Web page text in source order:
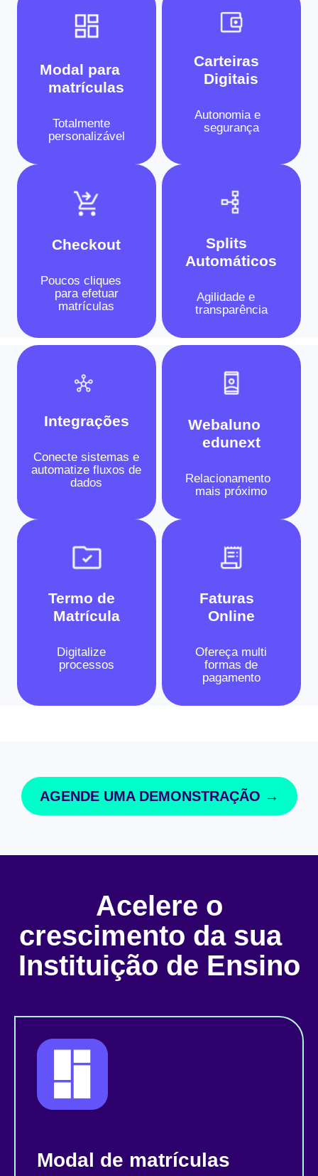
Modal para
matrículas
Totalmente
personalizável
Carteiras
Digitais
Autonomia e
segurança
Checkout
Poucos cliques
para efetuar
matrículas
Splits
Automáticos
Agilidade e
transparência
Integrações
Conecte sistemas e
automatize fluxos de
dados
Webaluno
edunext
Relacionamento
mais próximo
Termo de
Matrícula
Digitalize
processos
Faturas
Online
Ofereça multi
formas de
pagamento
AGENDE UMA DEMONSTRAÇÃO →
Acelere o
crescimento da sua
Instituição de Ensino
Modal de matrículas